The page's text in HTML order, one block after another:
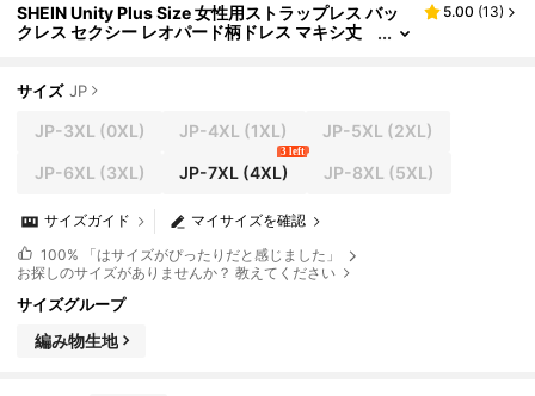
SHEIN Unity Plus Size 女性用ストラップレス バッ
クレス セクシー レオパード柄ドレス マキシ丈
5.00 (13)
サイズ JP
JP-3XL (0XL) JP-4XL (1XL) JP-5XL (2XL)
JP-6XL (3XL) JP-7XL (4XL)
3 left
JP-8XL (5XL)
マイサイズを確認
サイズガイド
100% 「はサイズがぴったりだと感じました」
お探しのサイズがありませんか？ 教えてください
サイズグループ
編み物生地